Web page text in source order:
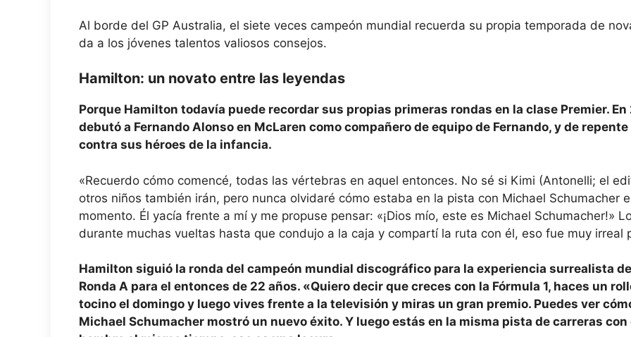
Al borde del GP Australia, el siete veces campeón mundial recuerda su propia temporada de
da a los jóvenes talentos valiosos consejos.
Hamilton: un novato entre las leyendas
Porque Hamilton todavía puede recordar sus propias primeras rondas en la clase Premier.
debutó a Fernando Alonso en McLaren como compañero de equipo de Fernando, y de
contra sus héroes de la infancia.
«Recuerdo cómo comencé, todas las vértebras en aquel entonces. No sé si Kimi (Antonelli; el
otros niños también irán, pero nunca olvidaré cómo estaba en la pista con Michael Schumacher
momento. Él yacía frente a mí y me propuse pensar: «¡Dios mío, este es Michael Schumacher!»
durante muchas vueltas hasta que condujo a la caja y compartí la ruta con él, eso fue muy irreal
Hamilton siguió la ronda del campeón mundial discográfico para la experiencia surrealista
Ronda A para el entonces de 22 años. «Quiero decir que creces con la Fórmula 1, haces un
tocino el domingo y luego vives frente a la televisión y miras un gran premio. Puedes ver
Michael Schumacher mostró un nuevo éxito. Y luego estás en la misma pista de carreras con